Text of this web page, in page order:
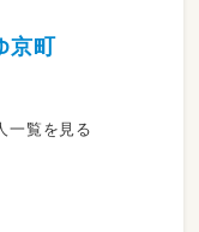
京町
一覧を見る